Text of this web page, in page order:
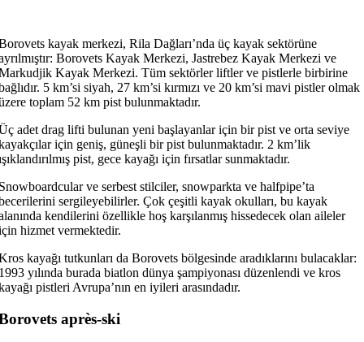
kayak merkezi, Rila Dağları’nda üç kayak sektörüne
Borovets Kayak Merkezi, Jastrebez Kayak Merkezi ve
Kayak Merkezi. Tüm sektörler liftler ve pistlerle birbirine
5 km’si siyah, 27 km’si kırmızı ve 20 km’si mavi pistler olmak
toplam 52 km pist bulunmaktadır.
adet drag lifti bulunan yeni başlayanlar için bir pist ve orta seviye
için geniş, güneşli bir pist bulunmaktadır. 2 km’lik
pist, gece kayağı için fırsatlar sunmaktadır.
ve serbest stilciler, snowparkta ve halfpipe’ta
sergileyebilirler. Çok çeşitli kayak okulları, bu kayak
kendilerini özellikle hoş karşılanmış hissedecek olan aileler
hizmet vermektedir.
kayağı tutkunları da Borovets bölgesinde aradıklarını bulacaklar:
yılında burada biatlon dünya şampiyonası düzenlendi ve kros
pistleri Avrupa’nın en iyileri arasındadır.
après-ski